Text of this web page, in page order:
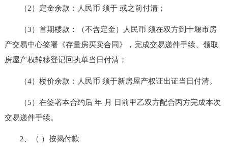
（2）定金余款：人民币 须于 或之前付清；
（3）首期楼款：（不含定金）人民币 须在双方到十堰市房
产交易中心签署《存量房买卖合同》，完成交易递件手续、领取
房屋产权转移登记回执单当日付清；
（4）楼价余款：人民币 须于新房屋产权证出证当日付清。
（5）在签署本合约后 年 月 日前甲乙双方配合丙方完成本次
交易递件手续。
2、（ ）按揭付款